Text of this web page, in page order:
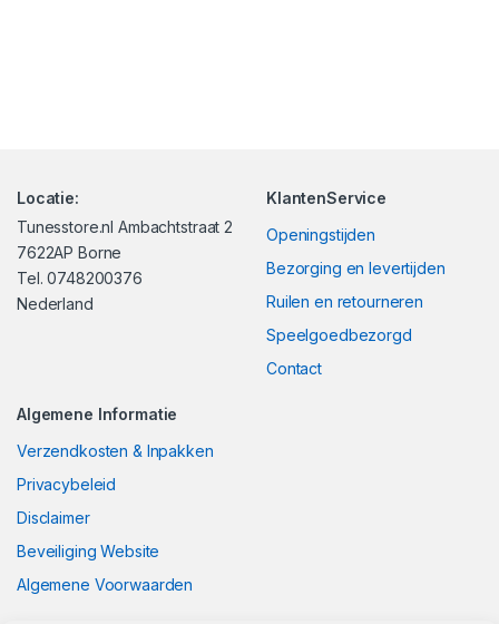
Locatie:
Tunesstore.nl Ambachtstraat 2
7622AP Borne
Tel. 0748200376
Nederland
KlantenService
Openingstijden
Bezorging en levertijden
Ruilen en retourneren
Speelgoedbezorgd
Contact
Algemene Informatie
Verzendkosten & Inpakken
Privacybeleid
Disclaimer
Beveiliging Website
Algemene Voorwaarden